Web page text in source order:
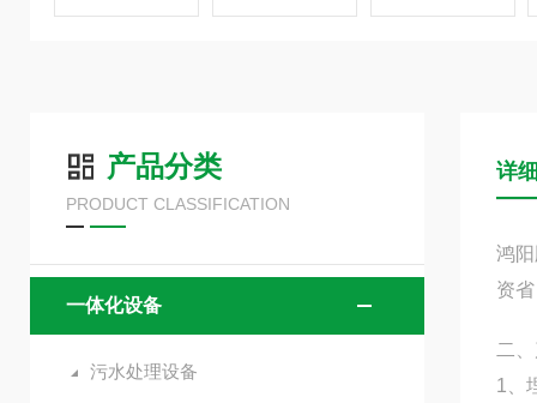
产品分类
PRODUCT CLASSIFICATION
一体化设备
污水处理设备
详
鸿
资
二
1、